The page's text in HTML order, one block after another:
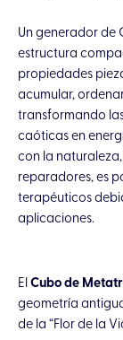
Un generador de
estructura
propiedades
acumular,
transformando
caóticas en
con la
reparadores, es
terapéuticos
aplicaciones.
El Cubo de
geometría
de la “Flor de la